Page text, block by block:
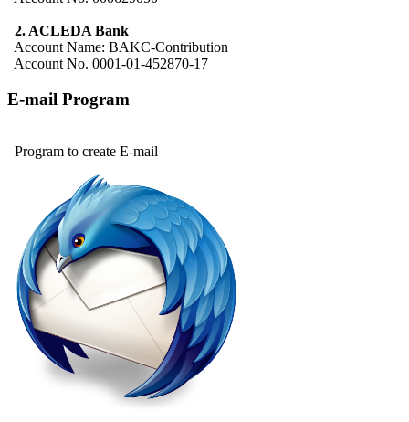
2. ACLEDA Bank
Account Name: BAKC-Contribution
Account No. 0001-01-452870-17
E-mail Program
Program to create E-mail